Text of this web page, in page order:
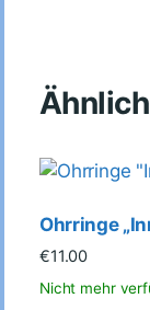
Ohrringe
€11.00